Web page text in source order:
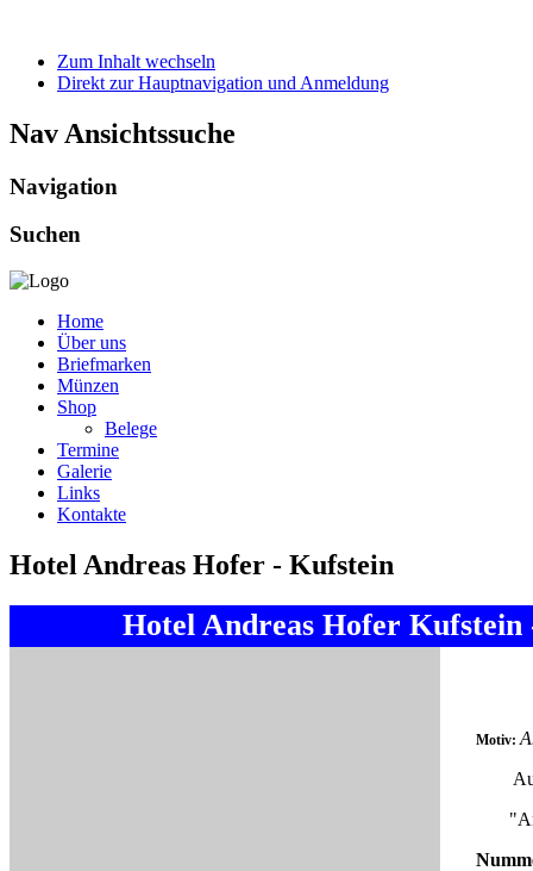
Zum Inhalt wechseln
Direkt zur Hauptnavigation und Anmeldung
Nav Ansichtssuche
Navigation
Suchen
Home
Über uns
Briefmarken
Münzen
Shop
Belege
Termine
Galerie
Links
Kontakte
Hotel Andreas Hofer - Kufstein
Hotel Andreas Hofer Kufstein
Motiv: